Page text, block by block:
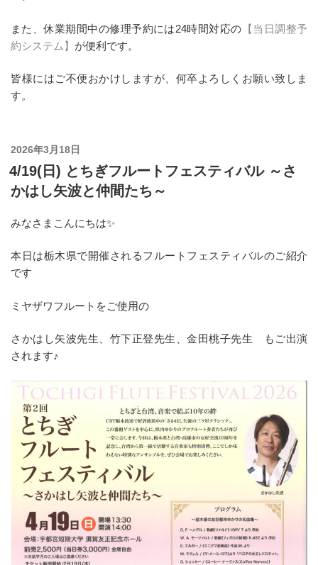
また、休業期間中の修理予約には24時間対応の 【当日調整予
約システム】 が便利です。
皆様にはご不便おかけしますが、何卒よろしくお願い致しま
す。
投
稿
2026年3月18日
4/19(日) とちぎフルートフェスティバル ～さ
かはし矢波と仲間たち～
みなさまこんにちは✨
本日は栃木県で開催されるフルートフェスティバルのご紹介
です
ミヤザワフルートをご使用の
さかはし矢波先生、竹下正登先生、金田桃子先生 もご出演
されます♪